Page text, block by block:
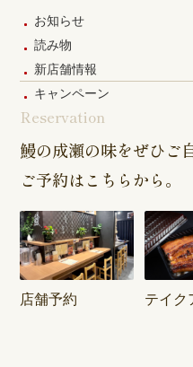
お知らせ
読み物
新店舗情報
キャンペーン
Reservation
鰻の成瀬の味をぜひご
ご予約はこちらから。
店舗予約 テイク